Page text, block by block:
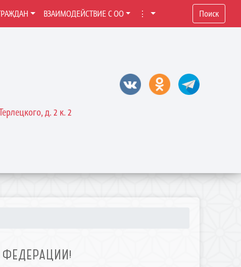
д. 2 к. 2
ВЗАИМОДЕЙСТВИЕ С ОО ⋮ Поиск